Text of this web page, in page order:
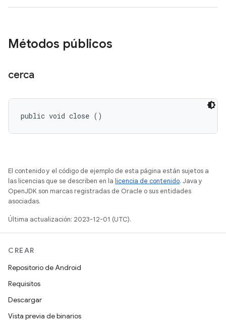
Métodos públicos
cerca
public void close ()
El contenido y el código de ejemplo de esta página están sujetos a
las licencias que se describen en la licencia de contenido. Java y
OpenJDK son marcas registradas de Oracle o sus entidades
asociadas.
Última actualización: 2023-12-01 (UTC).
CREAR
Repositorio de Android
Requisitos
Descargar
Vista previa de binarios